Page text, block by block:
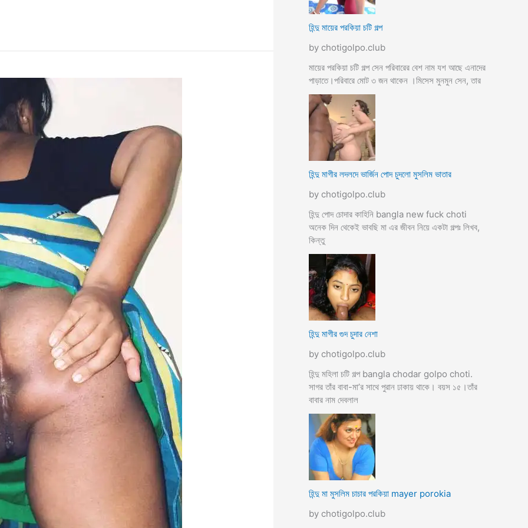
হিন্দু মায়ের পরকিয়া চটি গল্প
by chotigolpo.club
মায়ের পরকিয়া চটি গল্প সেন পরিবারের বেশ নাম যশ আছে এনাদের
পাড়াতে।পরিবারে মোট ৩ জন থাকেন ।মিসেস মুনমুন সেন, তার
হিন্দু মাগীর লদলদে ভার্জিন পোদ চুদলো মুসলিম ভাতার
by chotigolpo.club
হিন্দু পোদ চোদার কাহিনি bangla new fuck choti
অনেক দিন থেকেই ভাবছি মা এর জীবন নিয়ে একটা গল্পঃ লিখব,
কিন্তু
হিন্দু মাগীর গুদ চুদার নেশা
by chotigolpo.club
হিন্দু মহিলা চটি গল্প bangla chodar golpo choti.
সাগর তাঁর বাবা-মা’র সাথে পুরান ঢাকায় থাকে। বয়স ১৫।তাঁর
বাবার নাম দেবলাল
হিন্দু মা মুসলিম চাচার পরকিয়া mayer porokia
by chotigolpo.club